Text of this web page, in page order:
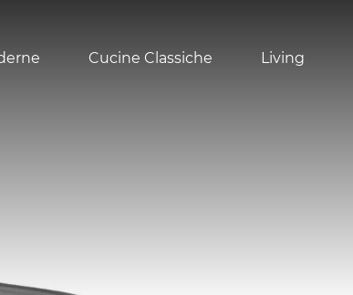
Cucine Classiche Living